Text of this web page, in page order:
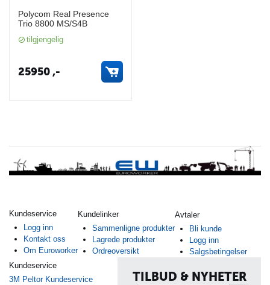
Polycom Real Presence
Trio 8800 MS/S4B
tilgjengelig
25950,-
Kundeservice
Logg inn
Kontakt oss
Om Euroworker
Kundelinker
Sammenligne produkter
Lagrede produkter
Ordreoversikt
Avtaler
Bli kunde
Logg inn
Salgsbetingelser
Kundeservice
3M Peltor Kundeservice
TILBUD & NYHETER